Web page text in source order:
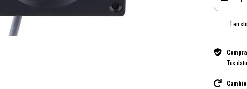
1 en
Tus